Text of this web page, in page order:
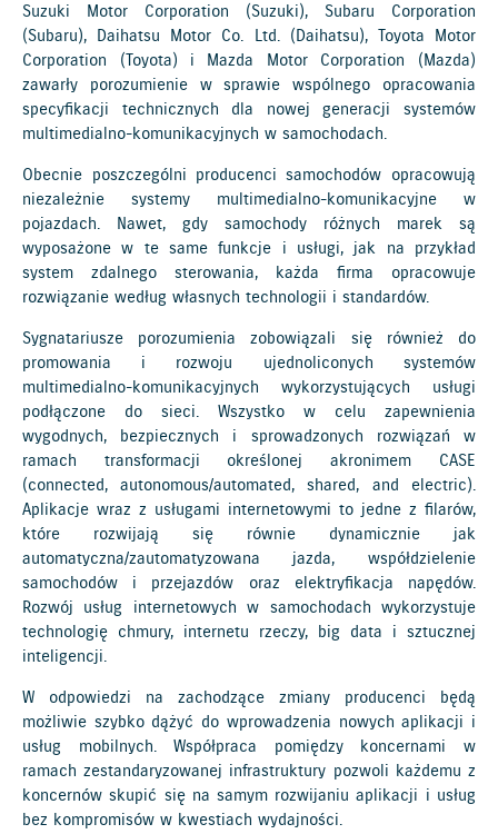
Suzuki Motor Corporation (Suzuki), Subaru Corporation
(Subaru), Daihatsu Motor Co. Ltd. (Daihatsu), Toyota Motor
Corporation (Toyota) i Mazda Motor Corporation (Mazda)
zawarły porozumienie w sprawie wspólnego opracowania
specyfikacji technicznych dla nowej generacji systemów
multimedialno-komunikacyjnych w samochodach.
Obecnie poszczególni producenci samochodów opracowują
niezależnie systemy multimedialno-komunikacyjne w
pojazdach. Nawet, gdy samochody różnych marek są
wyposażone w te same funkcje i usługi, jak na przykład
system zdalnego sterowania, każda firma opracowuje
rozwiązanie według własnych technologii i standardów.
Sygnatariusze porozumienia zobowiązali się również do
promowania i rozwoju ujednoliconych systemów
multimedialno-komunikacyjnych wykorzystujących usługi
podłączone do sieci. Wszystko w celu zapewnienia
wygodnych, bezpiecznych i sprowadzonych rozwiązań w
ramach transformacji określonej akronimem CASE
(connected, autonomous/automated, shared, and electric).
Aplikacje wraz z usługami internetowymi to jedne z filarów,
które rozwijają się równie dynamicznie jak
automatyczna/zautomatyzowana jazda, współdzielenie
samochodów i przejazdów oraz elektryfikacja napędów.
Rozwój usług internetowych w samochodach wykorzystuje
technologię chmury, internetu rzeczy, big data i sztucznej
inteligencji.
W odpowiedzi na zachodzące zmiany producenci będą
możliwie szybko dążyć do wprowadzenia nowych aplikacji i
usług mobilnych. Współpraca pomiędzy koncernami w
ramach zestandaryzowanej infrastruktury pozwoli każdemu z
koncernów skupić się na samym rozwijaniu aplikacji i usług
bez kompromisów w kwestiach wydajności.